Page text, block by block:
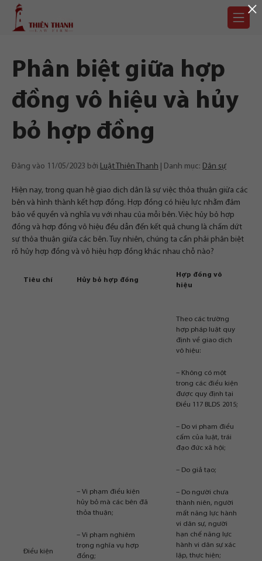
Chuyển
Trang
chủ
Phân biệt giữa hợp
đồng vô hiệu và hủy
bỏ hợp đồng
Đăng vào 11/05/2023 bởi Luật Thiên Thanh Danh mục: Dân sự
Hiện nay, trong quan hệ giao dịch dân là sự việc thỏa thuận giữa các
bên và hình thành kết hợp đồng. Hợp đồng có hiệu lực nhằm đảm
bảo về quyền và nghĩa vụ với nhau của mỗi bên. Việc hủy bỏ hợp
đồng và hợp đồng vô hiệu đều dẫn đến kết quả chung là chấm dứt
sự thỏa thuận giữa các bên. Tuy nhiên, chúng ta cần phải phân biệt
rõ hủy hợp đồng và vô hiệu hợp đồng khác nhau chỗ nào?
Tiêu chí Hủy bỏ hợp đồng
Hợp đồng vô
hiệu
Điều kiện
– Vi phạm điều kiện
hủy bỏ mà các bên đã
thỏa thuận;
– Vi phạm nghiêm
trọng nghĩa vụ hợp
đồng;
Theo các trường
hợp pháp luật quy
định về giao dịch
vô hiệu:
– Không có một
trong các điều kiện
được quy định tại
Điều 117 BLDS 2015;
– Do vi phạm điều
cấm của luật, trái
đạo đức xã hội;
– Do giả tạo;
– Do người chưa
thành niên, người
mất năng lực hành
vi dân sự, người
hạn chế năng lực
hành vi dân sự xác
lập, thực hiện;
×